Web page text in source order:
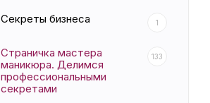
Секреты бизнеса 1
Страничка мастера
маникюра. Делимся
профессиональными
секретами
133